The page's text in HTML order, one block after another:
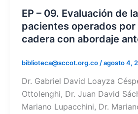
EP – 09. Evaluación de
pacientes operados
cadera con abordaje
biblioteca@sccot.org.co /agosto 4,
Dr. Gabriel David Loayza
Ottolenghi, Dr. Juan David
Mariano Lupacchini, Dr.